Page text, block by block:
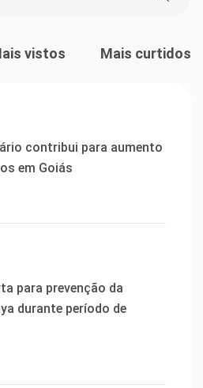
vistos Mais curtidos
contribui para aumento
em Goiás
para prevenção da
durante período de